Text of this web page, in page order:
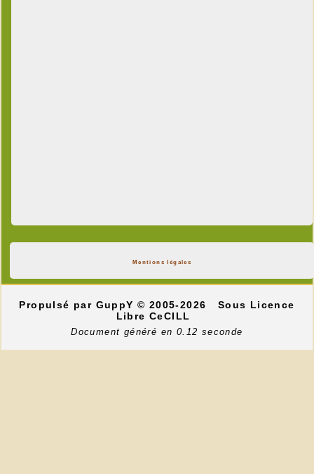
Mentions légales
Propulsé par GuppY© 2005-2026
Sous Licence
Libre CeCILL
Document généré en 0.12 seconde